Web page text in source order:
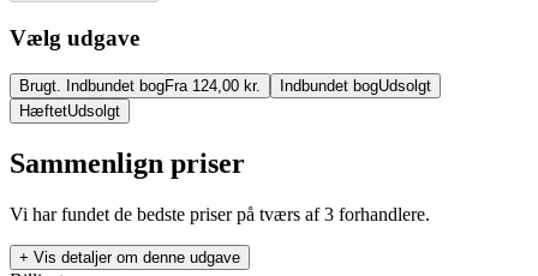
Vælg udgave
Brugt. Indbundet bogFra 124,00 kr. Indbundet bogUdsolgt
HæftetUdsolgt
Sammenlign priser
Vi har fundet de bedste priser på tværs af 3 forhandlere.
+ Vis detaljer om denne udgave